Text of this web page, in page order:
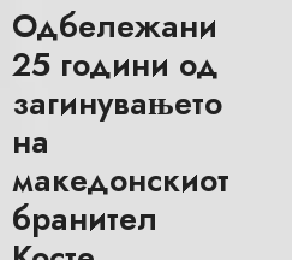
Одбележани
25 години од
загинувањето
на
македонскиот
бранител